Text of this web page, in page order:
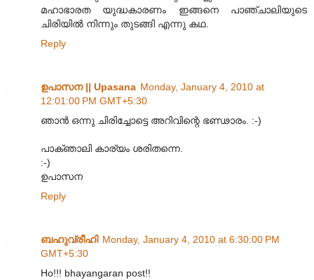
മഹാഭാരത യുദ്ധകാരണം ഇങ്ങനെ പാഞ്ചാലിയുടെ
ചിരിയിൽ നിന്നും തുടങ്ങി എന്നു കഥ.
Reply
ഉപാസന || Upasana Monday, January 4, 2010 at
12:01:00 PM GMT+5:30
ഞാന്‍ ഒന്നു ചിരിച്ചോട്ടെ അറിവിന്റെ ഭണ്ഢാരം. :-)
പാക്ഞാലി കാര്യം ശരിതന്നെ.
:-)
ഉപാസന
Reply
ബഹുവ്രീഹി Monday, January 4, 2010 at 6:30:00 PM
GMT+5:30
Ho!!! bhayangaran post!!